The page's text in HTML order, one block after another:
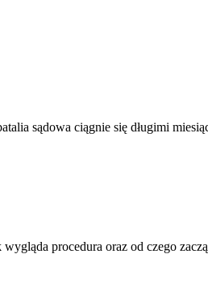
sądowa ciągnie się długimi
procedura oraz od czego